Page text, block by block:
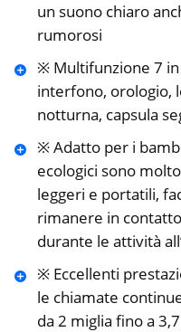
un suono chiaro
rumorosi
※ Multifunzione 7
interfono, orologio,
notturna, capsula
※ Adatto per i
ecologici sono
leggeri e portatili,
rimanere in
durante le attività
※ Eccellenti
le chiamate
da 2 miglia fino a